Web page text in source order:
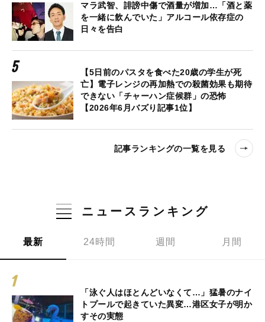
マラ武智、誹謗中傷で酒量が増加…「酒と薬
を一緒に飲んでいた」アルコール依存症の
日々を告白
【5日前のパスタを食べた20歳の学生が死
亡】電子レンジの再加熱での殺菌効果も期待
できない「チャーハン症候群」の恐怖
【2026年6月バズり記事1位】
記事ランキングの一覧を見る
ニュースランキング
最新 24時間 週間 月間
「泳ぐ人はほとんどいなくて…」猛暑のナイ
トプールで起きていた異変…港区女子が明か
すその実態